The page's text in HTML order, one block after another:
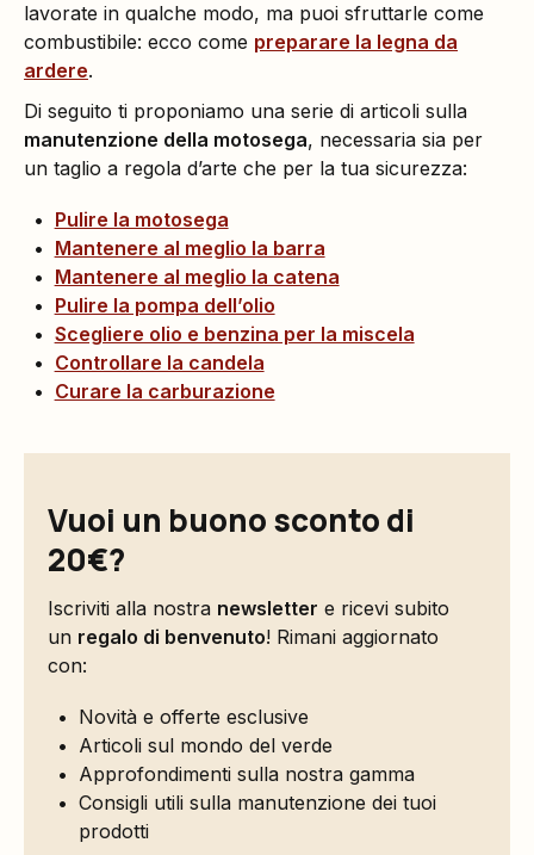
lavorate in qualche modo, ma puoi sfruttarle come
combustibile: ecco come preparare la legna da
ardere.
Di seguito ti proponiamo una serie di articoli sulla
manutenzione della motosega, necessaria sia per
un taglio a regola d’arte che per la tua sicurezza:
Pulire la motosega
Mantenere al meglio la barra
Mantenere al meglio la catena
Pulire la pompa dell’olio
Scegliere olio e benzina per la miscela
Controllare la candela
Curare la carburazione
Vuoi un buono sconto di
20€?
Iscriviti alla nostra newsletter e ricevi subito
un regalo di benvenuto! Rimani aggiornato
con:
Novità e offerte esclusive
Articoli sul mondo del verde
Approfondimenti sulla nostra gamma
Consigli utili sulla manutenzione dei tuoi
prodotti